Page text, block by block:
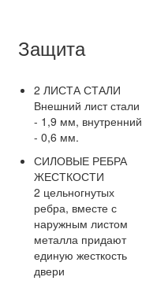
Защита
2 ЛИСТА СТАЛИ
Внешний лист стали
- 1,9 мм, внутренний
- 0,6 мм.
СИЛОВЫЕ РЕБРА
ЖЕСТКОСТИ
2 цельногнутых
ребра, вместе с
наружным листом
металла придают
единую жесткость
двери